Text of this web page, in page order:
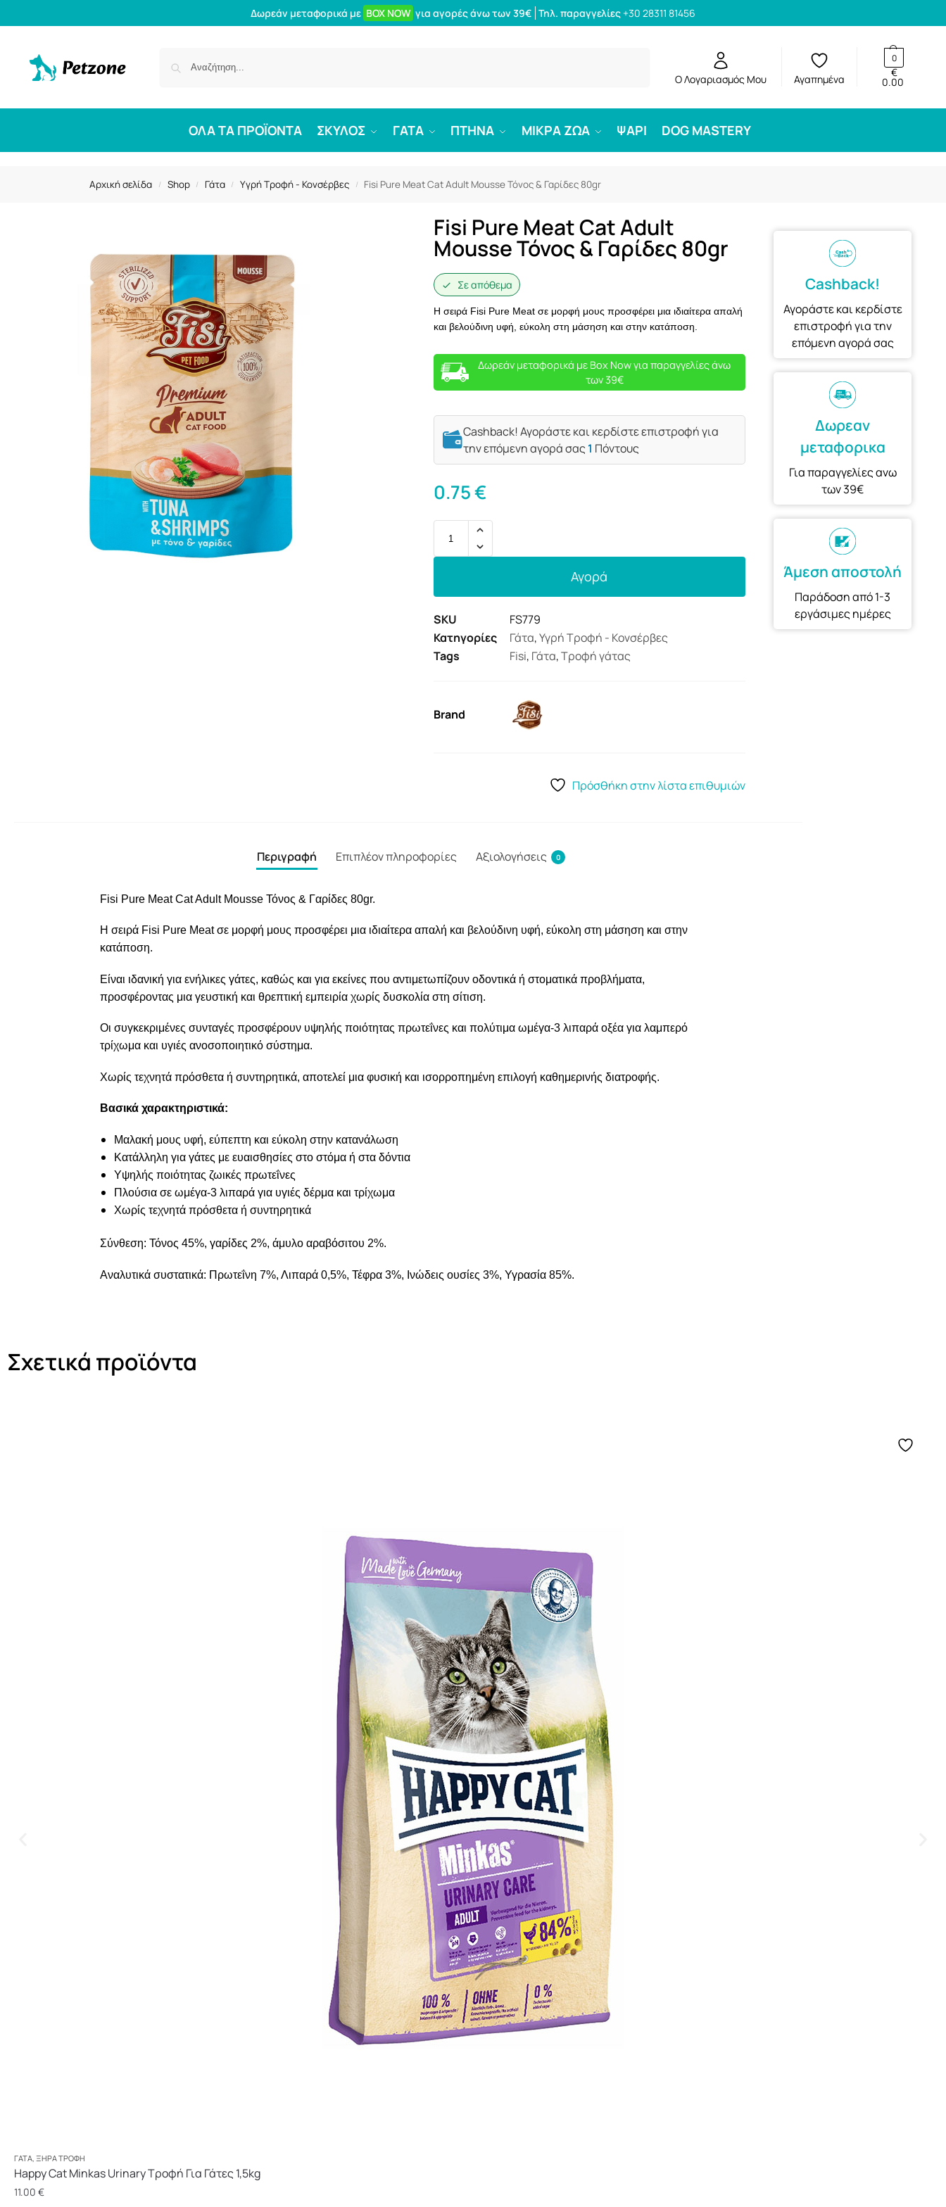
Δωρεάν μεταφορικά με BOX NOW για αγορές άνω των 39€ Τηλ. παραγγελίες +30 28311 81456
Ο Λογαριασμός Μου Αγαπημένα 0.00
€
0
ΟΛΑ ΤΑ ΠΡΟΪΟΝΤΑ ΣΚΥΛΟΣ ΓΑΤΑ ΠΤΗΝΑ ΜΙΚΡΑ ΖΩΑ ΨΑΡΙ DOG MASTERY
Αρχική σελίδα / Shop / Γάτα / Υγρή Τροφή - Κονσέρβες / Fisi Pure Meat Cat Adult Mousse Τόνος & Γαρίδες 80gr
Fisi Pure Meat Cat Adult
Mousse Τόνος & Γαρίδες 80gr
Σε απόθεμα
Η σειρά Fisi Pure Meat σε μορφή μους προσφέρει μια ιδιαίτερα απαλή
και βελούδινη υφή, εύκολη στη μάσηση και στην κατάποση.
Δωρεάν μεταφορικά με Box Now για παραγγελίες άνω
των 39€
Cashback! Αγοράστε και κερδίστε επιστροφή για
την επόμενη αγορά σας1 Πόντους
0.75€
Αγορά
SKU
FS779
Κατηγορίες
Γάτα,Υγρή Τροφή - Κονσέρβες
Tags
Fisi, Γάτα,Τροφή γάτας
Brand
Πρόσθήκη στην λίστα επιθυμιών
Cashback!
Αγοράστε και κερδίστε
επιστροφή για την
επόμενη αγορά σας
Δωρεαν
μεταφορικα
Για παραγγελίες ανω
των 39€
Άμεση αποστολή
Παράδοση από 1-3
εργάσιμες ημέρες
Περιγραφή Επιπλέον πληροφορίες Αξιολογήσεις 0
Fisi Pure Meat Cat Adult Mousse Τόνος & Γαρίδες 80gr.
Η σειρά Fisi Pure Meat σε μορφή μους προσφέρει μια ιδιαίτερα απαλή και βελούδινη υφή, εύκολη στη μάσηση και στην
κατάποση.
Είναι ιδανική για ενήλικες γάτες, καθώς και για εκείνες που αντιμετωπίζουν οδοντικά ή στοματικά προβλήματα,
προσφέροντας μια γευστική και θρεπτική εμπειρία χωρίς δυσκολία στη σίτιση.
Οι συγκεκριμένες συνταγές προσφέρουν υψηλής ποιότητας πρωτεΐνες και πολύτιμα ωμέγα-3 λιπαρά οξέα για λαμπερό
τρίχωμα και υγιές ανοσοποιητικό σύστημα.
Χωρίς τεχνητά πρόσθετα ή συντηρητικά, αποτελεί μια φυσική και ισορροπημένη επιλογή καθημερινής διατροφής.
Βασικά χαρακτηριστικά:
Μαλακή μους υφή, εύπεπτη και εύκολη στην κατανάλωση
Κατάλληλη για γάτες με ευαισθησίες στο στόμα ή στα δόντια
Υψηλής ποιότητας ζωικές πρωτεΐνες
Πλούσια σε ωμέγα-3 λιπαρά για υγιές δέρμα και τρίχωμα
Χωρίς τεχνητά πρόσθετα ή συντηρητικά
Σύνθεση: Τόνος 45%, γαρίδες 2%, άμυλο αραβόσιτου 2%.
Αναλυτικά συστατικά: Πρωτεΐνη 7%, Λιπαρά 0,5%, Τέφρα 3%, Ινώδεις ουσίες 3%, Υγρασία 85%.
Σχετικά προϊόντα
ΓΆΤΑ, ΞΗΡΆ ΤΡΟΦΉ
Happy Cat Minkas Urinary Τροφή Για Γάτες 1,5kg
11.00 €